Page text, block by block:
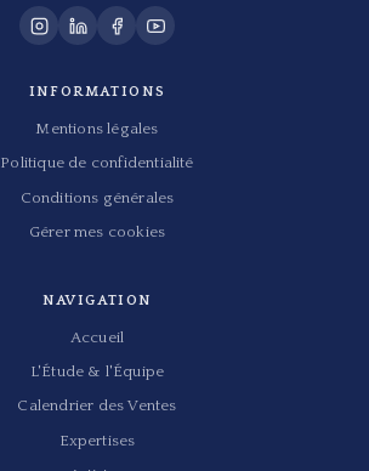
INFORMATIONS
Mentions légales
Politique de confidentialité
Conditions générales
Gérer mes cookies
NAVIGATION
Accueil
L'Étude & l'Équipe
Calendrier des Ventes
Expertises